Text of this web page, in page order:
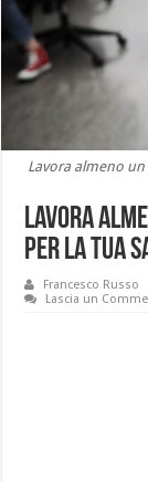
Lavora almeno
Lavora
per la tua
Francesco Russo
Lascia un